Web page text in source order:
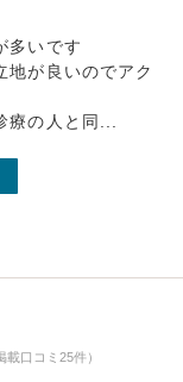
多いです
地が良いのでアク
の人と同...
口コミ25件）